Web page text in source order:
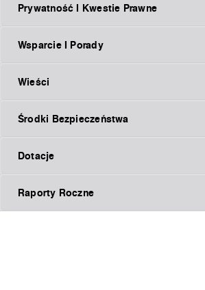
Prywatność I Kwestie Prawne
Wsparcie I Porady
Wieści
Środki Bezpieczeństwa
Dotacje
Raporty Roczne